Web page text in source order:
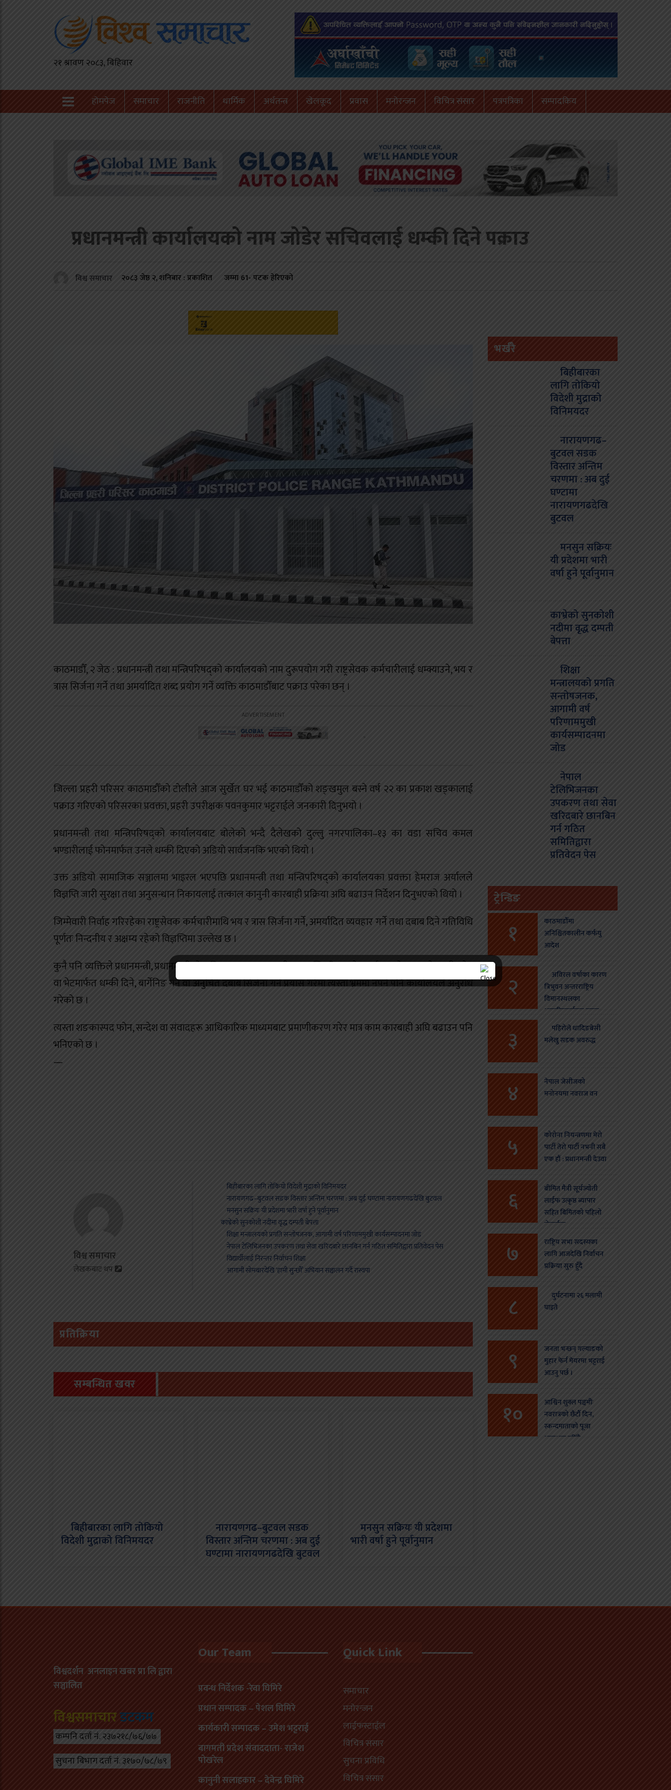
होमपेज समाचार राजनीति धार्मिक अर्थतन्त्र खेलकूद प्रवास मनोरन्जन विचित्र संसार पत्रपत्रिका सम्पादकिय
प्रधानमन्त्री कार्यालयको नाम जोडेर सचिवलाई धम्की दिने पक्राउ
विश्व समाचार २०८३ जेष्ठ २, शनिबार : प्रकाशित जम्मा61- पटक हेरिएको
काठमाडौँ, २ जेठ : प्रधानमन्त्री तथा मन्त्रिपरिषद्को कार्यालयको नाम दुरूपयोग गरी राष्ट्रसेवक कर्मचारीलाई धम्क्याउने, भय र
त्रास सिर्जना गर्ने तथा अमर्यादित शब्द प्रयोग गर्ने व्यक्ति काठमाडौँबाट पक्राउ परेका छन् ।
जिल्ला प्रहरी परिसर काठमाडौँको टोलीले आज सुर्खेत घर भई काठमाडौँको शङ्खमुल बस्ने वर्ष २२ का प्रकाश खड्कालाई
पक्राउ गरिएको परिसरका प्रवक्ता, प्रहरी उपरीक्षक पवनकुमार भट्टराईले जनकारी दिनुभयो ।
प्रधानमन्त्री तथा मन्त्रिपरिषद्को कार्यालयबाट बोलेको भन्दै दैलेखको दुल्लु नगरपालिका–१३ का वडा सचिव कमल
भण्डारीलाई फोनमार्फत उनले धम्की दिएको अडियो सार्वजनकि भएको थियो ।
उक्त अडियो सामाजिक सञ्जालमा भाइरल भएपछि प्रधानमन्त्री तथा मन्त्रिपरिषद्को कार्यालयका प्रवक्ता हेमराज अर्यालले
विज्ञप्ति जारी सुरक्षा तथा अनुसन्धान निकायलाई तत्काल कानुनी कारबाही प्रक्रिया अघि बढाउन निर्देशन दिनुभएको थियो ।
जिम्मेवारी निर्वाह गरिरहेका राष्ट्रसेवक कर्मचारीमाथि भय र त्रास सिर्जना गर्ने, अमर्यादित व्यवहार गर्ने तथा दबाब दिने गतिविधि
पूर्णतः निन्दनीय र अक्षम्य रहेको विज्ञप्तिमा उल्लेख छ ।
कुनै पनि व्यक्तिले प्रधानमन्त्री, प्रधानमन्त्रीको सचिवालय वा प्रधानमन्त्री तथा मन्त्रिपरिषद्को कार्यालयको नाम प्रयोग गरी फोन
वा भेटमार्फत धम्की दिने, बार्गेनिङ गर्ने वा अनुचित दबाब सिर्जना गर्ने प्रयास गरेमा त्यस्ता भ्रममा नपर्न पनि कार्यालयले अनुरोध
गरेको छ ।
त्यस्ता शङकास्पद फोन, सन्देश वा संवादहरू आधिकारिक माध्यमबाट प्रमाणीकरण गरेर मात्र काम कारबाही अघि बढाउन पनि
भनिएको छ ।
—
विश्व समाचार
लेखकबाट थप
बिहीबारका लागि तोकियो विदेशी मुद्राको विनिमयदर
नारायणगढ–बुटवल सडक विस्तार अन्तिम चरणमा : अब दुई घण्टामा नारायणगढदेखि बुटवल
मनसुन सक्रियः यी प्रदेशमा भारी वर्षा हुने पूर्वानुमान
काभ्रेको सुनकोशी नदीमा वृद्ध दम्पती बेपत्ता
शिक्षा मन्त्रालयको प्रगति सन्तोषजनक, आगामी वर्ष परिणाममुखी कार्यसम्पादनमा जोड
नेपाल टेलिभिजनका उपकरण तथा सेवा खरिदबारे छानबिन गर्न गठित समितिद्वारा प्रतिवेदन पेस
विद्यार्थीलाई निरन्तर निर्वाचन शिक्षा
आगामी सोमबारदेखि ‘हामी सुन्छौँ’ अभियान सञ्चालन गर्दै रास्वपा
प्रतिक्रिया
सम्बन्धित खवर
बिहीबारका लागि तोकियो
विदेशी मुद्राको विनिमयदर
नारायणगढ–बुटवल सडक
विस्तार अन्तिम चरणमा : अब दुई
घण्टामा नारायणगढदेखि बुटवल
मनसुन सक्रियः यी प्रदेशमा
भारी वर्षा हुने पूर्वानुमान
भर्खरै
बिहीबारका
लागि तोकियो
विदेशी मुद्राको
विनिमयदर
नारायणगढ–
बुटवल सडक
विस्तार अन्तिम
चरणमा : अब दुई
घण्टामा
नारायणगढदेखि
बुटवल
मनसुन सक्रियः
यी प्रदेशमा भारी
वर्षा हुने पूर्वानुमान
काभ्रेको सुनकोशी
नदीमा वृद्ध दम्पती
बेपत्ता
शिक्षा
मन्त्रालयको प्रगति
सन्तोषजनक,
आगामी वर्ष
परिणाममुखी
कार्यसम्पादनमा
जोड
नेपाल
टेलिभिजनका
उपकरण तथा सेवा
खरिदबारे छानबिन
गर्न गठित
समितिद्वारा
प्रतिवेदन पेस
ट्रेन्डिङ
१
काठमाडौँमा
अनिश्चितकालीन कर्फयु
आदेश
२
अविरल वर्षाका कारण
त्रिभुवन अन्तरराष्ट्रिय
विमानस्थलका
आन्तरिकतर्फका उडान
स्थगन
३
पहिरोले धादिङबेसी
मलेखु सडक अवरुद्ध
४
नेपाल जेसीजको
मनोनयमा नवराज वन
५
कोरोना नियन्त्रणमा मेरो
पार्टी तेरो पार्टी नभनी सबै
एक हौं : प्रधानमन्त्री देउवा
६
बीमित मैत्री सूर्यज्योती
लाईफ उत्कृष्ठ ब्यापार
सहित बिमितको पहिलो
रोजाईमा
७
राष्ट्रिय सभा सदस्यका
लागि आजदेखि निर्वाचन
प्रक्रिया सुरु हुँदै
८
दुर्घटनामा २६ मलामी
घाइते
९
जनता भन्छन् गल्याङको
मुहार फेर्न मेयरमा भट्टराई
आउनु पर्छ ।
१०
आश्विन शुक्ल पञ्चमीः
नवरात्रको छैटौँ दिन,
स्कन्दमाताको पूजा
आराधना गरिँदै
विश्वदर्शन अनलाइन खबर प्रा लि द्वारा
सञ्चालित
विश्वसमाचारडटकम
कम्पनि दर्ता नं. २३७२१८/७६/७७
सुचना बिभाग दर्ता नं. ३१७०/७८/७९
Our Team
प्रवन्ध निर्देशक -रेवा घिमिरे
प्रधान सम्पादक – पेशल घिमिरे
कार्यकारी सम्पादक – उमेश भट्टराई
बागमती प्रदेश संवाददाता- राजेश
पोखरेल
कानुनी सलाहकार – देवेन्द्र घिमिरे
Quick Link
समाचार
मनोरन्जन
लाईफस्टाईल
विचित्र संसार
सुचना प्रविधि
विचित्र संसार